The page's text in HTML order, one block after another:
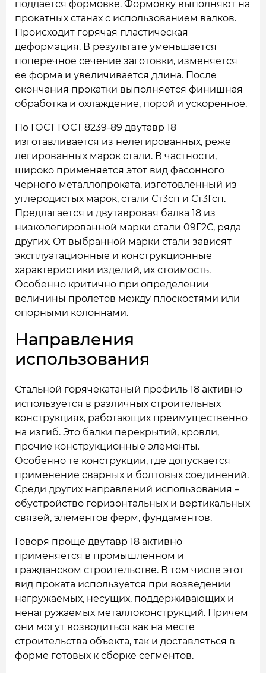
поддается формовке. Формовку выполняют на
прокатных станах с использованием валков.
Происходит горячая пластическая
деформация. В результате уменьшается
поперечное сечение заготовки, изменяется
ее форма и увеличивается длина. После
окончания прокатки выполняется финишная
обработка и охлаждение, порой и ускоренное.
По ГОСТ ГОСТ 8239-89 двутавр 18
изготавливается из нелегированных, реже
легированных марок стали. В частности,
широко применяется этот вид фасонного
черного металлопроката, изготовленный из
углеродистых марок, стали Ст3сп и Ст3Гсп.
Предлагается и двутавровая балка 18 из
низколегированной марки стали 09Г2С, ряда
других. От выбранной марки стали зависят
эксплуатационные и конструкционные
характеристики изделий, их стоимость.
Особенно критично при определении
величины пролетов между плоскостями или
опорными колоннами.
Направления
использования
Стальной горячекатаный профиль 18 активно
используется в различных строительных
конструкциях, работающих преимущественно
на изгиб. Это балки перекрытий, кровли,
прочие конструкционные элементы.
Особенно те конструкции, где допускается
применение сварных и болтовых соединений.
Среди других направлений использования –
обустройство горизонтальных и вертикальных
связей, элементов ферм, фундаментов.
Говоря проще двутавр 18 активно
применяется в промышленном и
гражданском строительстве. В том числе этот
вид проката используется при возведении
нагружаемых, несущих, поддерживающих и
ненагружаемых металлоконструкций. Причем
они могут возводиться как на месте
строительства объекта, так и доставляться в
форме готовых к сборке сегментов.